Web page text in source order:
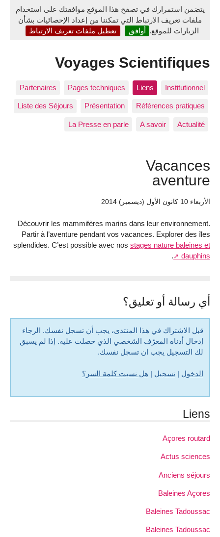
يتضمن استمرارك في تصفح هذا الموقع موافقتك على استخدام
ملفات تعريف الارتباط التي تمكننا من إعداد الإحصائيات بشأن
الزيارات للموقع. أوافق تعطيل ملفات تعريف الارتباط
Voyages Scientifiques
Institutionnel
Liens
Pages techniques
Partenaires
Références pratiques
Présentation
Liste des Séjours
Actualité
A savoir
La Presse en parle
Vacances
aventure
الأربعاء 10 كانون الأول (ديسمبر) 2014
Découvrir les mammifères marins dans leur environnement.
Partir à l’aventure pendant vos vacances. Explorer des îles
splendides. C’est possible avec nos stages nature baleines et
dauphins
.
أي رسالة أو تعليق؟
قبل الاشتراك في هذا المنتدى، يجب أن تسجل نفسك. الرجاء
إدخال أدناه المعرّف الشخصي الذي حصلت عليه. إذا لم يسبق
لك التسجيل يجب ان تسجل نفسك.
الدخول تسجيل هل نسيت كلمة السر؟
Liens
Açores routard
Actus sciences
Anciens séjours
Baleines Açores
Baleines Tadoussac
Baleines Tadoussac